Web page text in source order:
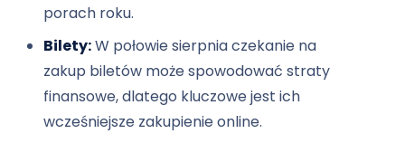
porach roku.
Bilety:W połowie sierpnia czekanie na
zakup biletów może spowodować straty
finansowe, dlatego kluczowe jest ich
wcześniejsze zakupienie online.